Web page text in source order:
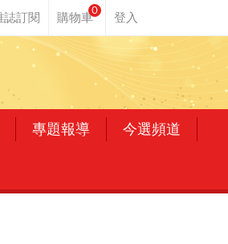
0
專題報導 今選頻道